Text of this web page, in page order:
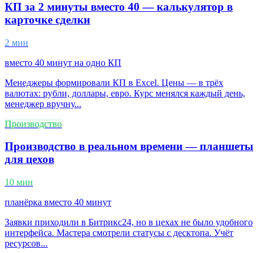
КП за 2 минуты вместо 40 — калькулятор в
карточке сделки
2 мин
вместо 40 минут на одно КП
Менеджеры формировали КП в Excel. Цены — в трёх
валютах: рубли, доллары, евро. Курс менялся каждый день,
менеджер вручну...
Производство
Производство в реальном времени — планшеты
для цехов
10 мин
планёрка вместо 40 минут
Заявки приходили в Битрикс24, но в цехах не было удобного
интерфейса. Мастера смотрели статусы с десктопа. Учёт
ресурсов...